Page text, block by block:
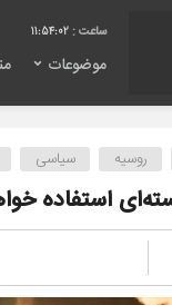
11:54:03
موضوعات
روسیه سیاسی
استفاده